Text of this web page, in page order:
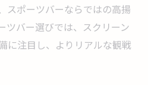
スポーツバーならではの高揚
ツバー選びでは、スクリーン
に注目し、よりリアルな観戦